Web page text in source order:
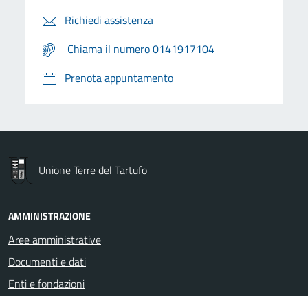
Richiedi assistenza
Chiama il numero 0141917104
Prenota appuntamento
Unione Terre del Tartufo
AMMINISTRAZIONE
Aree amministrative
Documenti e dati
Enti e fondazioni